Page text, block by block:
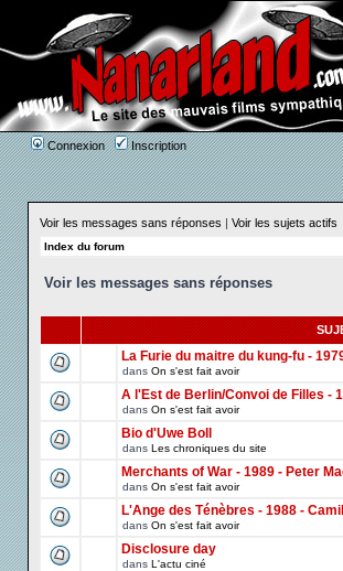
Connexion Inscription
Voir les messages sans réponses | Voir les sujets actifs
Index du forum
Voir les messages sans réponses
La Furie du maitre du kung-fu -
dans On s'est fait avoir
A l'Est de Berlin/Convoi de Filles -
dans On s'est fait avoir
Bio d'Uwe Boll
dans Les chroniques du site
Merchants of War - 1989 - Peter
dans On s'est fait avoir
L'Ange des Ténèbres - 1988 -
dans On s'est fait avoir
Disclosure day
dans L'actu ciné